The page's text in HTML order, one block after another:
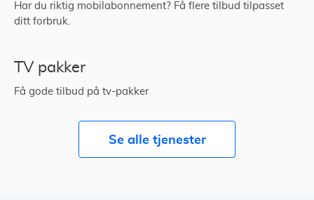
Har du riktig mobilabonnement? Få flere tilbud tilpasset
ditt forbruk.
TV pakker
Få gode tilbud på tv-pakker
Se alle tjenester